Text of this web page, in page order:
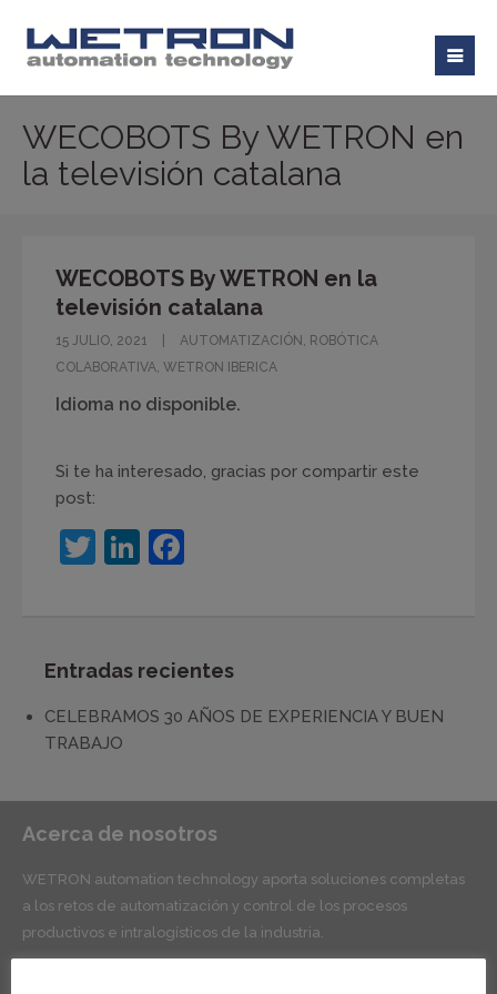
WECOBOTS By WETRON en
la televisión catalana
WECOBOTS By WETRON en la
televisión catalana
15 JULIO, 2021 AUTOMATIZACIÓN , ROBÓTICA
COLABORATIVA, WETRON IBERICA
Idioma no disponible.
Si te ha interesado, gracias por compartir este
post:
TwitterLinkedIn
Entradas recientes
CELEBRAMOS 30 AÑOS DE EXPERIENCIA Y BUEN
TRABAJO
Acerca de nosotros
WETRON automation technology aporta soluciones completas
a los retos de automatización y control de los procesos
productivos e intralogísticos de la industria.